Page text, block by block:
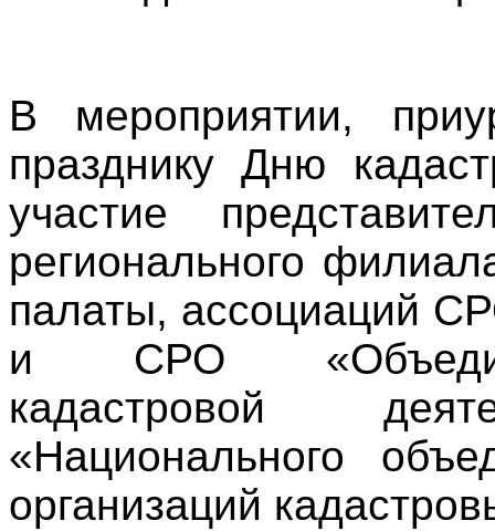
В мероприятии,
празднику Дню
участие
регионального
палаты, ассоциаций
и СРО
кадастровой
«Национального
организаций